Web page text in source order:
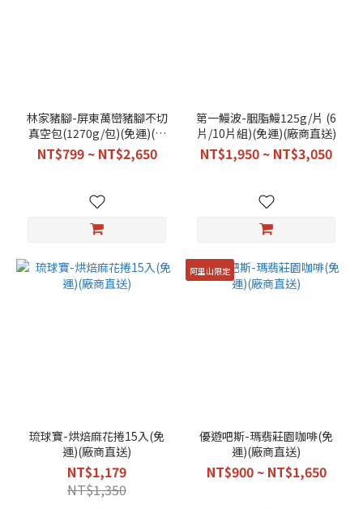
林家豬腳-屏東萬巒豬腳不切
真空包(1270g/包)(免運)(廠
商直送)(孝親添福首選)
NT$799 ~ NT$2,650
第一鰻波-胭脂鰻125g/片 (6
片/10片組)(免運)(廠商直送)
NT$1,950 ~ NT$3,050
琉球寶-烘焙麻花捲15入(免
運)(廠商直送)
NT$1,179
NT$1,350
阿里山限定
優遊吧斯-瑪翡莊園咖啡(免
運)(廠商直送)
NT$900 ~ NT$1,650